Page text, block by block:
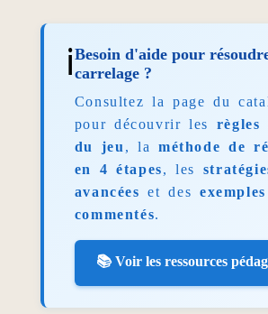
ℹ️Besoin d'aide pour
carrelage ?
Consultez la page du
pour découvrir les règles
du jeu , laméthode de
en 4 étapes, les
avancées et desexemples
commentés.
📚 Voir les ressources